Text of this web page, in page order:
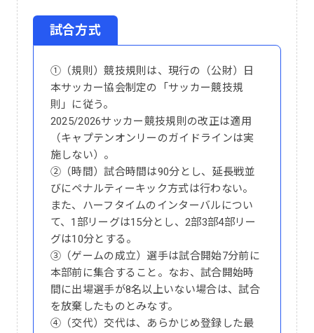
試合方式
①（規則）競技規則は、現行の（公財）日
本サッカー協会制定の「サッカー競技規
則」に従う。
2025/2026サッカー競技規則の改正は適用
（キャプテンオンリーのガイドラインは実
施しない）。
②（時間）試合時間は90分とし、延長戦並
びにペナルティーキック方式は行わない。
また、ハーフタイムのインターバルについ
て、1部リーグは15分とし、2部3部4部リー
グは10分とする。
③（ゲームの成立）選手は試合開始7分前に
本部前に集合すること。なお、試合開始時
間に出場選手が8名以上いない場合は、試合
を放棄したものとみなす。
④（交代）交代は、あらかじめ登録した最